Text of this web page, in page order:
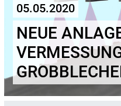
05.05.2020
NEUE